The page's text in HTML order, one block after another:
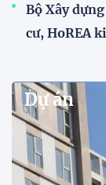
Bộ Xây
cư, HoREA
Dự án